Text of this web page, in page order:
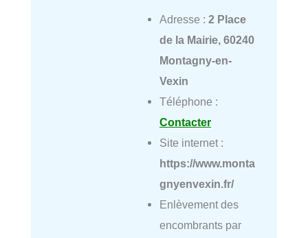
Adresse : 2 Place
de la Mairie, 60240
Montagny-en-
Vexin
Téléphone :
Contacter
Site internet :
https://www.monta
gnyenvexin.fr/
Enlèvement des
encombrants par